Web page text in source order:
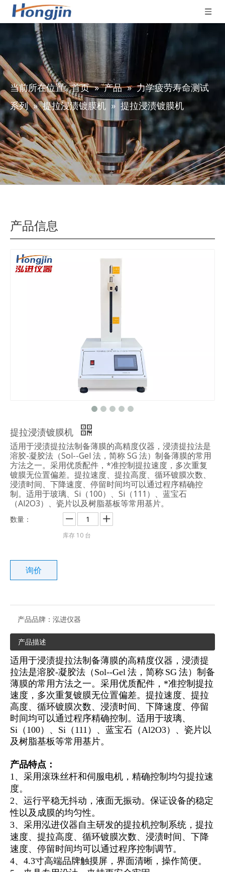
当前所在位置: 首页 » 产品 » 力学疲劳寿命测试
系列 » 提拉浸渍镀膜机 » 提拉浸渍镀膜机
产品信息
提拉浸渍镀膜机
适用于浸渍提拉法制备薄膜的高精度仪器，浸渍提拉法是
溶胶-凝胶法（Sol--Gel 法，简称 SG 法）制备薄膜的常用
方法之一。采用优质配件，*准控制提拉速度，多次重复
镀膜无位置偏差。提拉速度、提拉高度、循环镀膜次数、
浸渍时间、下降速度、停留时间均可以通过程序精确控
制。适用于玻璃、Si（100）、Si（111）、蓝宝石
（Al2O3）、瓷片以及树脂基板等常用基片。
数量：
库存 10 台
询价
产品品牌： 泓进仪器
产品描述
适用于浸渍提拉法制备薄膜的高精度仪器，浸渍提
拉法是溶胶-凝胶法（Sol--Gel 法，简称 SG 法）制备
薄膜的常用方法之一。采用优质配件，*准控制提拉
速度，多次重复镀膜无位置偏差。提拉速度、提拉
高度、循环镀膜次数、浸渍时间、下降速度、停留
时间均可以通过程序精确控制。适用于玻璃、
Si（100）、Si（111）、蓝宝石（Al2O3）、瓷片以
及树脂基板等常用基片。
产品特点：
1、采用滚珠丝杆和伺服电机，精确控制均匀提拉速
度。
2、运行平稳无抖动，液面无振动。保证设备的稳定
性以及成膜的均匀性。
3、采用泓进仪器自主研发的提拉机控制系统，提拉
速度、提拉高度、循环镀膜次数、浸渍时间、下降
速度、停留时间均可以通过程序控制调节。
4、4.3寸高端品牌触摸屏，界面清晰，操作简便。